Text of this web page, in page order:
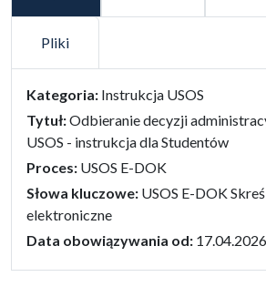
Pliki
false
Kategoria: Instrukcja USOS
Tytuł:Odbieranie decyzji
USOS - instrukcja dla Studentów
Proces: USOS E-DOK
Słowa kluczowe: USOS E-DOK
elektroniczne
Data obowiązywania od: